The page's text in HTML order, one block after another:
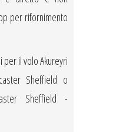
per rifornimento
per il volo Akureyri
Sheffield o
Sheffield -